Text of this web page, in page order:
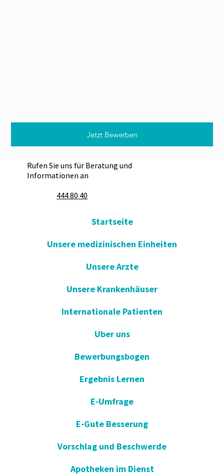
Jetzt Bewerben
Rufen Sie uns für Beratung und
Informationen an
444 80 40
Startseite
Unsere medizinischen Einheiten
Unsere Arzte
Unsere Krankenhäuser
Internationale Patienten
Uber uns
Bewerbungsbogen
Ergebnis Lernen
E-Umfrage
E-Gute Besserung
Vorschlag und Beschwerde
Apotheken im Dienst